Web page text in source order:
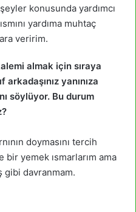
konusunda yardımcı
yardıma muhtaç
veririm.
almak için sıraya
arkadaşınız yanınıza
söylüyor. Bu durum
doymasını tercih
yemek ısmarlarım ama
gibi davranmam.